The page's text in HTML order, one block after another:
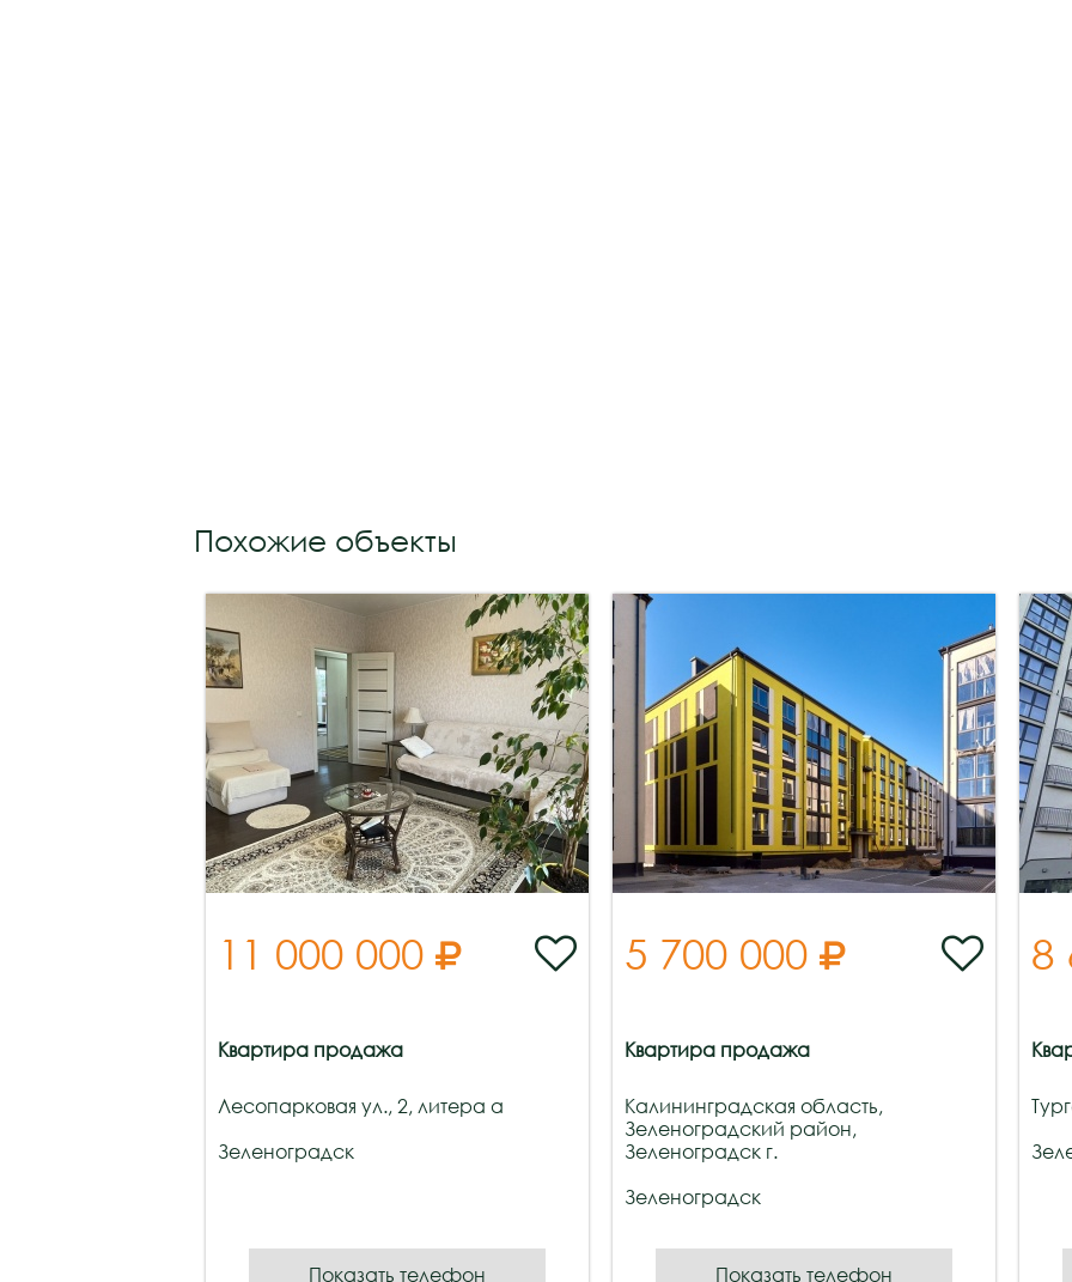
Похожие объекты
11 000 000  
Квартира продажа
Лесопарковая ул., 2, литера а
Зеленоградск
Показать телефон
5 700 000  
Квартира продажа
Калининградская область,
Зеленоградский район,
Зеленоградск г.
Зеленоградск
Показать телефон
8